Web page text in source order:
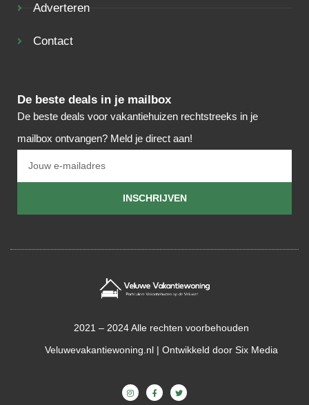
Adverteren
Contact
De beste deals in je mailbox
De beste deals voor vakantiehuizen rechtstreeks in je
mailbox ontvangen? Meld je direct aan!
INSCHRIJVEN
2021 – 2024 Alle rechten voorbehouden
Veluwevakantiewoning.nl | Ontwikkeld door Six Media